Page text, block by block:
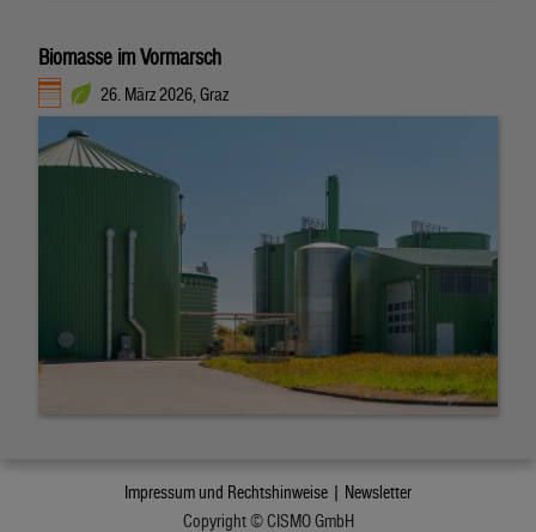
Biomasse im Vormarsch
26. März 2026, Graz
Impressum und Rechtshinweise | Newsletter
Copyright © CISMO GmbH